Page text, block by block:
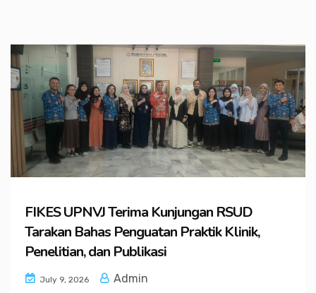
FIKES UPNVJ Terima Kunjungan RSUD
Tarakan Bahas Penguatan Praktik Klinik,
Penelitian, dan Publikasi
July 9, 2026
Admin